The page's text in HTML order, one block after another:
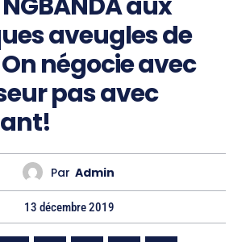
aveugles de
On négocie avec
pas avec
Par Admin
13 décembre 2019